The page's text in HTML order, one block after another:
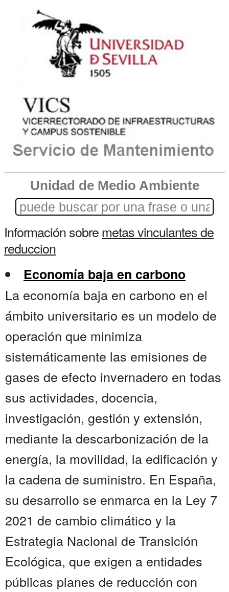
Unidad de Medio Ambiente
Información sobremetas vinculantes de
reduccion
Economía baja en carbono
La economía baja en carbono en el
ámbito universitario es un modelo de
operación que minimiza
sistemáticamente las emisiones de
gases de efecto invernadero en todas
sus actividades, docencia,
investigación, gestión y extensión,
mediante la descarbonización de la
energía, la movilidad, la edificación y
la cadena de suministro. En España,
su desarrollo se enmarca en la Ley 7
2021 de cambio climático y la
Estrategia Nacional de Transición
Ecológica, que exigen a entidades
públicas planes de reducción con